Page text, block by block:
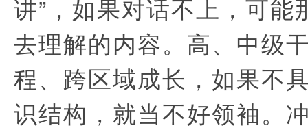
讲”，如果对话不上，可能
去理解的内容。高、中级
程、跨区域成长，如果不
识结构，就当不好领袖。